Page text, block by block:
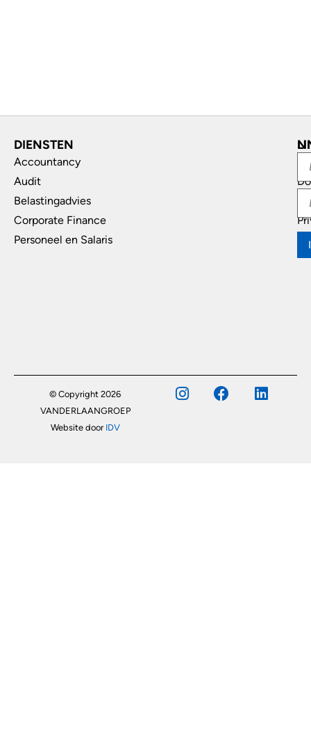
DIENSTEN
Accountancy
Audit
Belastingadvies
Corporate Finance
Personeel en Salaris
© Copyright 2026
VANDERLAANGROEP
Website door IDV